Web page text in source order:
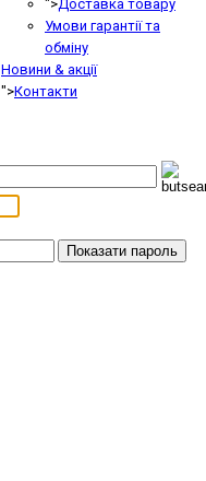
">Доставка товару
Умови гарантії та
обміну
Новини & акції
">Контакти
Показати пароль